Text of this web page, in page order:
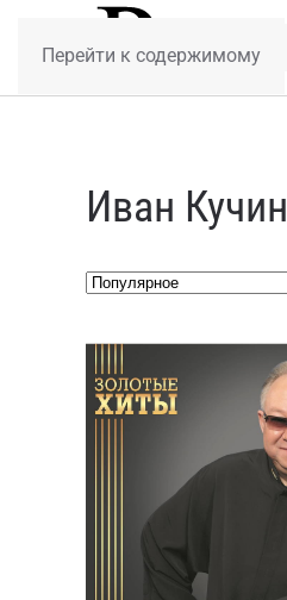
Перейти к содержимому
Иван Кучин